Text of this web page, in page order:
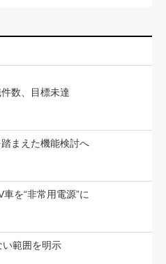
数、目標未達
まえた機能検討へ
を“非常用電源”に
範囲を明示